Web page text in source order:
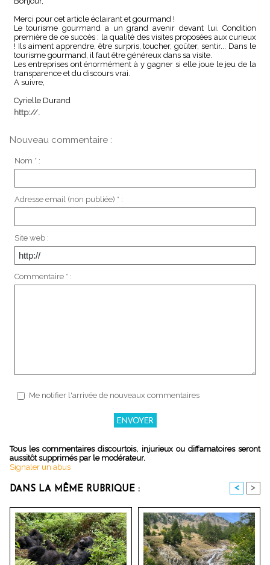
Merci pour cet article éclairant et gourmand !
Le tourisme gourmand a un grand avenir devant lui. Condition
première de ce succès : la qualité des visites proposées aux curieux
! Ils aiment apprendre, être surpris, toucher, goûter, sentir... Dans le
tourisme gourmand, il faut être généreux dans sa visite.
Les entreprises ont énormément à y gagner si elle joue le jeu de la
transparence et du discours vrai.
A suivre,
Cyrielle Durand
http://.
Nouveau commentaire :
Nom * :
Adresse email (non publiée) * :
Site web :
Commentaire * :
Me notifier l'arrivée de nouveaux commentaires
Tous les commentaires discourtois, injurieux ou diffamatoires seront
aussitôt supprimés par le modérateur.
Signaler un abus
DANS LA MÊME RUBRIQUE : < >